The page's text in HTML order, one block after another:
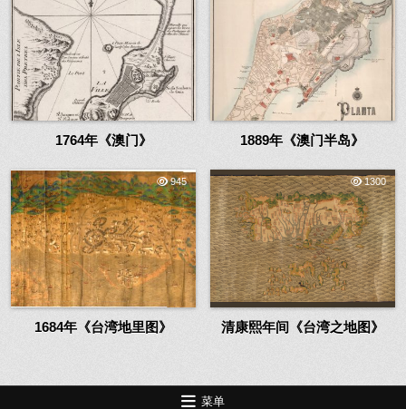
1764年《澳门》 1889年《澳门半岛》
945
1684年《台湾地里图》
1300
清康熙年间《台湾之地图》
菜单